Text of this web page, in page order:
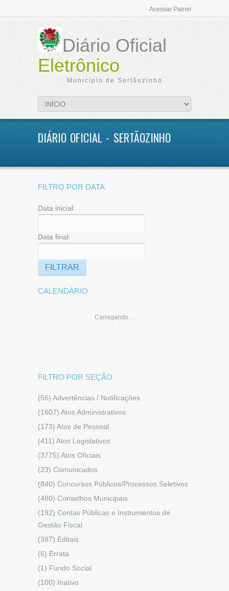
Acessar Painel
Diário Oficial
Eletrônico
Município de Sertãozinho
DIÁRIO OFICIAL - SERTÃOZINHO
FILTRO POR DATA
Data inicial:
Data final:
CALENDÁRIO
Carregando…
FILTRO POR SEÇÃO
(56) Advertências / Notificações
(1607) Atos Administrativos
(173) Atos de Pessoal
(411) Atos Legislativos
(3775) Atos Oficiais
(23) Comunicados
(840) Concursos Públicos/Processos Seletivos
(480) Conselhos Municipais
(192) Contas Públicas e Instrumentos de
Gestão Fiscal
(387) Editais
(6) Errata
(1) Fundo Social
(100) Inativo